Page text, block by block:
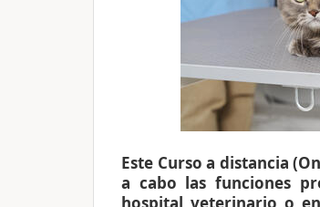
Este Curso a distancia
a cabo las funciones